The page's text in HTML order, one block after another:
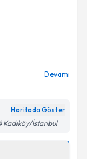
talebi
için bir
Aydınlatma
belirtilen
Devamı
Haritada Göster
Kadıköy/İstanbul